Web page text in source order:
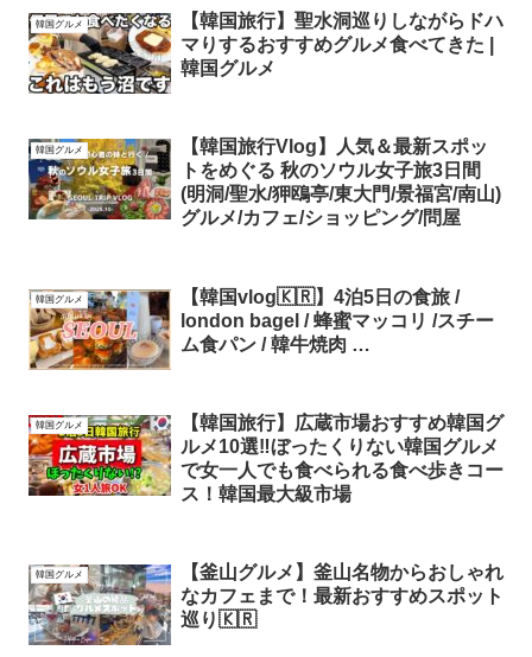
韓国グルメ
【韓国旅行】聖水洞巡りしながらドハ
マりするおすすめグルメ食べてきた |
韓国グルメ
韓国グルメ
【韓国旅行Vlog】人気＆最新スポッ
トをめぐる 秋のソウル女子旅3日間
(明洞/聖水/狎鴎亭/東大門/景福宮/南山)
グルメ/カフェ/ショッピング/問屋
韓国グルメ
【韓国vlog🇰🇷】4泊5日の食旅 /
london bagel / 蜂蜜マッコリ /スチー
ム食パン / 韓牛焼肉 …
韓国グルメ
【韓国旅行】広蔵市場おすすめ韓国グ
ルメ10選‼️ぼったくりない韓国グルメ
で女一人でも食べられる食べ歩きコー
ス！韓国最大級市場
韓国グルメ
【釜山グルメ】釜山名物からおしゃれ
なカフェまで！最新おすすめスポット
巡り🇰🇷